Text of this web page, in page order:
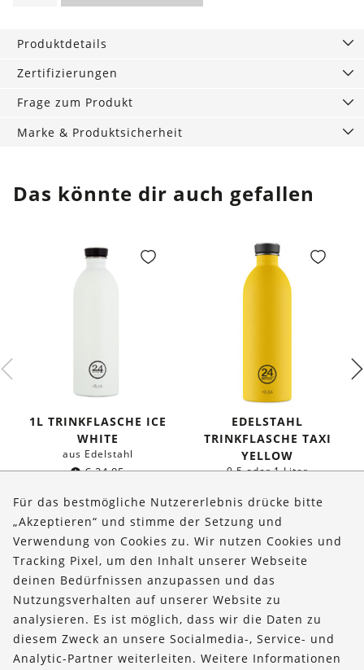
Menge
Produktdetails
Zertifizierungen
Frage zum Produkt
Marke & Produktsicherheit
Das könnte dir auch gefallen
1L TRINKFLASCHE ICE
WHITE
aus Edelstahl
€24,95
EDELSTAHL
TRINKFLASCHE TAXI
YELLOW
0,5 oder 1 Liter
Über uns
Bestellungen
Kontakt & Hilfe
FOLLOW US
Für das bestmögliche Nutzererlebnis drücke bitte
„Akzeptieren“ und stimme der Setzung und
Verwendung von Cookies zu. Wir nutzen Cookies und
Tracking Pixel, um den Inhalt unserer Webseite
deinen Bedürfnissen anzupassen und das
Nutzungsverhalten auf unserer Website zu
analysieren. Es ist möglich, dass wir die Daten zu
diesem Zweck an unsere Socialmedia-, Service- und
Analytic-Partner weiterleiten. Weitere Informationen